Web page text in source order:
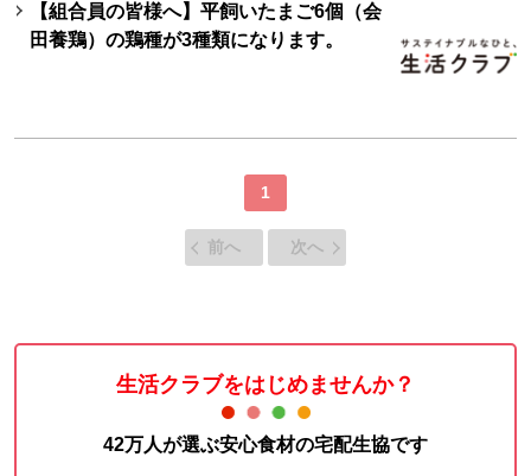
【組合員の皆様へ】平飼いたまご6個（会
田養鶏）の鶏種が3種類になります。
1
前へ 次へ
生活クラブをはじめませんか？
42万人が選ぶ安心食材の宅配生協です